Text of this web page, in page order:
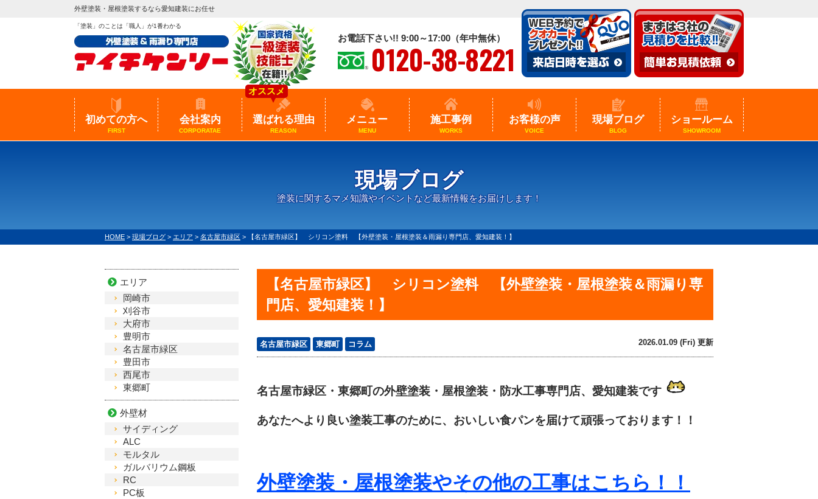
外壁塗装・屋根塗装するなら愛知建装にお任せ
「塗装」のことは「職人」が1番わかる
お電話下さい!! 9:00～17:00（年中無休）
0120-38-8221
初めての方へ
FIRST
会社案内
CORPORATAE
選ばれる理由
REASON
オススメ
メニュー
MENU
施工事例
WORKS
お客様の声
VOICE
現場ブログ
BLOG
ショールーム
SHOWROOM
現場ブログ
塗装に関するマメ知識やイベントなど最新情報をお届けします！
HOME > 現場ブログ > エリア > 名古屋市緑区 > 【名古屋市緑区】 シリコン塗料 【外壁塗装・屋根塗装＆雨漏り専門店、愛知建装！】
【名古屋市緑区】 シリコン塗料 【外壁塗装・屋根塗装＆雨漏り専
門店、愛知建装！】
名古屋市緑区 東郷町 コラム 2026.01.09 (Fri) 更新
名古屋市緑区・東郷町の外壁塗装・屋根塗装・防水工事専門店、愛知建装です
あなたへより良い塗装工事のために、おいしい食パンを届けて頑張っております！！
外壁塗装・屋根塗装やその他の工事はこちら！！
エリア
岡崎市
刈谷市
大府市
豊明市
名古屋市緑区
豊田市
西尾市
東郷町
外壁材
サイディング
ALC
モルタル
ガルバリウム鋼板
RC
PC板